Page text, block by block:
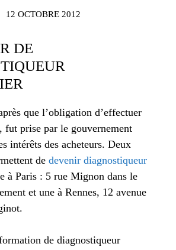
12 OCTOBRE 2012
DE
que l’obligation d’effectuer
fut prise par le gouvernement
intérêts des acheteurs. Deux
de devenir diagnostiqueur
à Paris : 5 rue Mignon dans le
et une à Rennes, 12 avenue
de diagnostiqueur